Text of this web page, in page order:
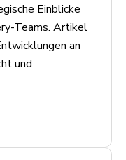
Einblicke
Teams. Artikel
an
und